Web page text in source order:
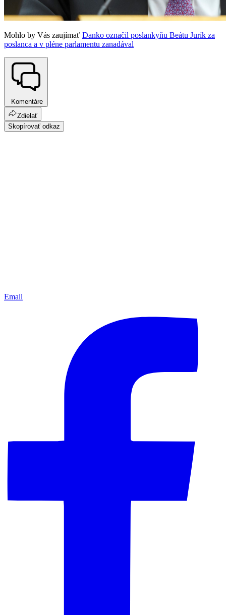
Mohlo by Vás zaujímať Danko označil poslankyňu Beátu Jurík za
poslanca a v pléne parlamentu zanadával
Komentáre
Zdielať
Skopírovať odkaz
Email